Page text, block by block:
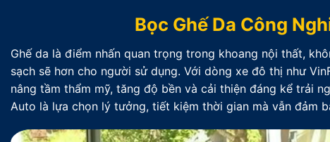
Bọc Ghế Da Công
Ghế da là điểm nhấn quan trọng trong khoang nội thất,
sạch sẽ hơn cho người sử dụng. Với dòng xe đô thị như
nâng tầm thẩm mỹ, tăng độ bền và cải thiện đáng kể trải
Auto là lựa chọn lý tưởng, tiết kiệm thời gian mà vẫn đảm